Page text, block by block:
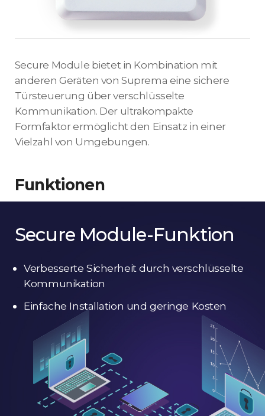
Secure Module bietet in Kombination mit
anderen Geräten von Suprema eine sichere
Türsteuerung über verschlüsselte
Kommunikation. Der ultrakompakte
Formfaktor ermöglicht den Einsatz in einer
Vielzahl von Umgebungen.
Funktionen
Secure Module-Funktion
Verbesserte Sicherheit durch verschlüsselte
Kommunikation
Einfache Installation und geringe Kosten